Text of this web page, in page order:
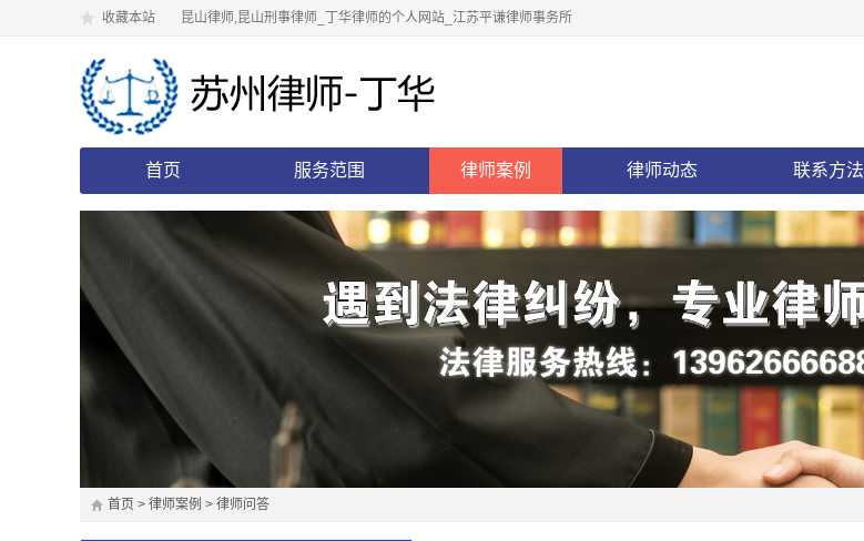
收藏本站 昆山律师,昆山刑事律师_丁华律师的个人网站_江苏平谦律师事务所
首页 服务范围 律师案例 律师动态 联系方法
首页 > 律师案例 > 律师问答